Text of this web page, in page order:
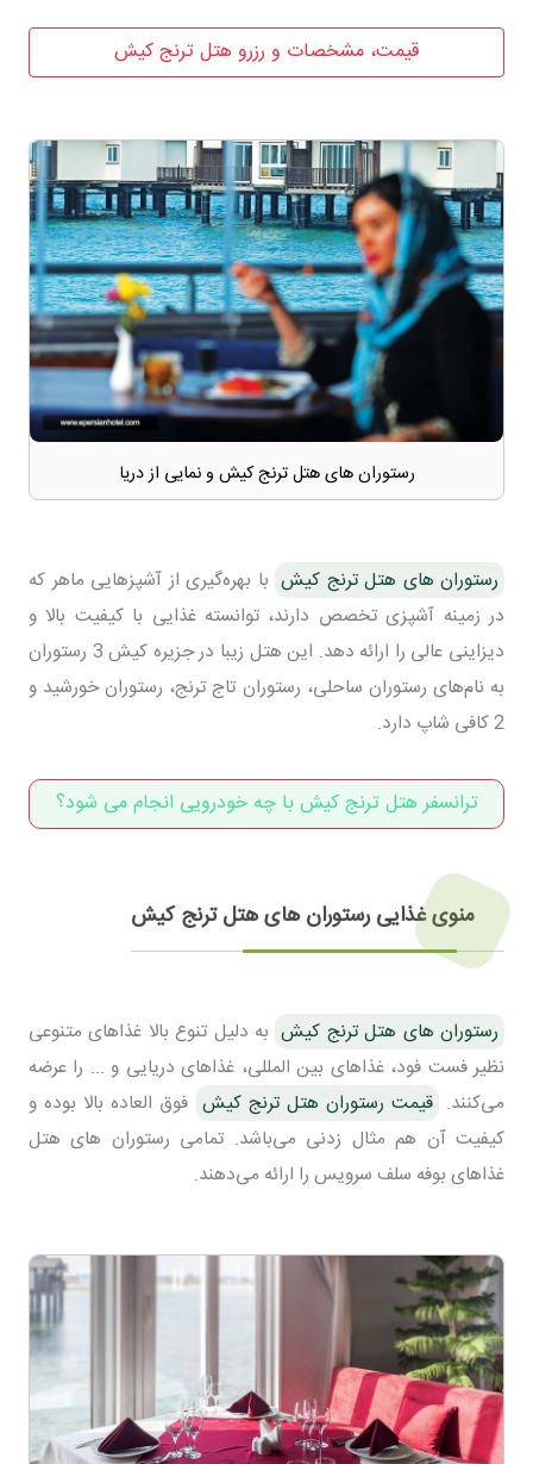
قیمت، مشخصات و رزرو هتل ترنج کیش
رستوران های هتل ترنج کیش و نمایی از دریا
رستوران های هتل ترنج کیش با بهره‌گیری از آشپزهایی ماهر که
در زمینه آشپزی تخصص دارند، توانسته غذایی با کیفیت بالا و
دیزاینی عالی را ارائه دهد. این هتل زیبا در جزیره کیش 3 رستوران
به نام‌های رستوران ساحلی، رستوران تاج ترنج، رستوران خورشید و
2 کافی شاپ دارد.
ترانسفر هتل ترنج کیش با چه خودرویی انجام می شود؟
منوی غذایی رستوران های هتل ترنج کیش
رستوران های هتل ترنج کیش به دلیل تنوع بالا غذاهای متنوعی
نظیر فست فود، غذاهای بین المللی، غذاهای دریایی و ... را عرضه
می‌کنند. قیمت رستوران هتل ترنج کیش فوق العاده بالا بوده و
کیفیت آن هم مثال زدنی می‌باشد. تمامی رستوران های هتل
غذاهای بوفه سلف سرویس را ارائه می‌دهند.